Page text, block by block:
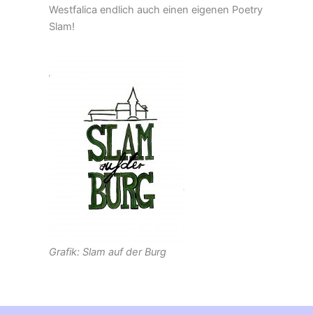
Westfalica endlich auch einen eigenen Poetry
Slam!
Grafik: Slam auf der Burg